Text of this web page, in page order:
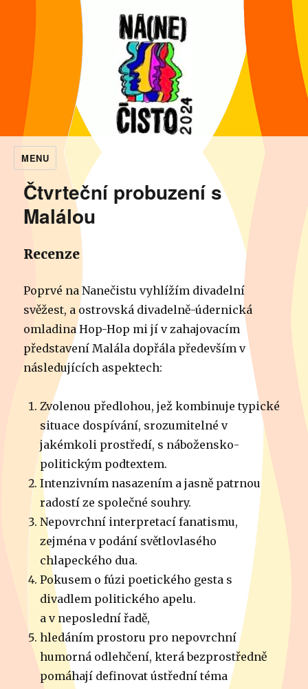
MENU
NaNečisto
Čtvrteční probuzení s
Malálou
Recenze
Poprvé na Nanečistu vyhlížím divadelní
svěžest, a ostrovská divadelně-údernická
omladina Hop-Hop mi jí v zahajovacím
představení Malála dopřála především v
následujících aspektech:
Zvolenou předlohou, jež kombinuje typické
situace dospívání, srozumitelné v
jakémkoli prostředí, s nábožensko-
politickým podtextem.
Intenzivním nasazením a jasně patrnou
radostí ze společné souhry.
Nepovrchní interpretací fanatismu,
zejména v podání světlovlasého
chlapeckého dua.
Pokusem o fúzi poetického gesta s
divadlem politického apelu.
a v neposlední řadě,
hledáním prostoru pro nepovrchní
humorná odlehčení, která bezprostředně
pomáhají definovat ústřední téma